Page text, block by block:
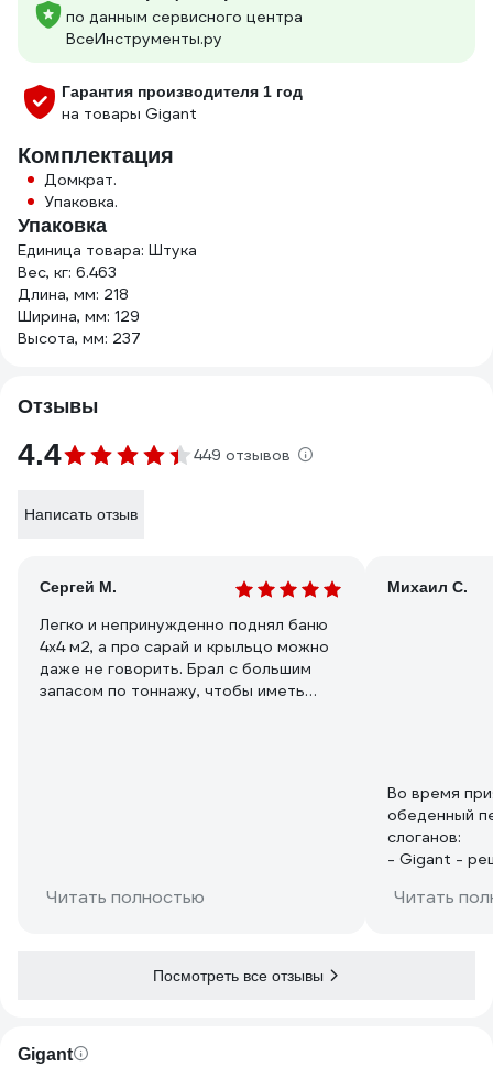
по данным сервисного центра
ВсеИнструменты.ру
Гарантия производителя 1 год
на товары Gigant
Комплектация
Домкрат.
Упаковка.
Упаковка
Единица товара: Штука
Вес, кг: 6.463
Длина, мм: 218
Ширина, мм: 129
Высота, мм: 237
Отзывы
4.4 449 отзывов
Написать отзыв
Сергей М.
Легко и непринужденно поднял баню
4x4 м2, а про сарай и крыльцо можно
даже не говорить. Брал с большим
запасом по тоннажу, чтобы иметь
Читать полностью
Михаил С.
Во время
обеденный
слоганов:
- Gigant -
- Лучше
Читать
Посмотреть все отзывы
Gigant